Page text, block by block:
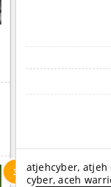
atjehcyber, atjeh
cyber, aceh